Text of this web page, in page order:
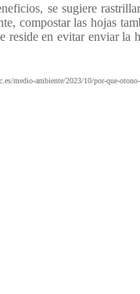
se sugiere
compostar las hojas
reside en evitar enviar la
medio-ambiente/2023/10/por-que-otono-